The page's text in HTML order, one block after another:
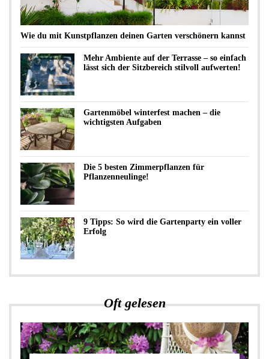
Wie du mit Kunstpflanzen deinen Garten verschönern kannst
Mehr Ambiente auf der Terrasse – so einfach
lässt sich der Sitzbereich stilvoll aufwerten!
Gartenmöbel winterfest machen – die
wichtigsten Aufgaben
Die 5 besten Zimmerpflanzen für
Pflanzenneulinge!
9 Tipps: So wird die Gartenparty ein voller
Erfolg
Oft gelesen